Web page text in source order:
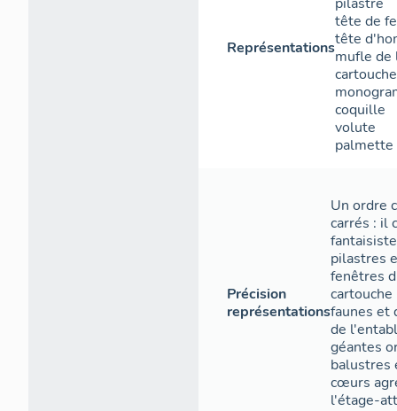
Représentations
tête de
tête
mufle de
cartouche
coquille
volute
palmette
Précision
représentations
Un ordre
carrés : il
pilastres
fenêtres
faunes et
de
géantes
balustres
cœurs
l'étage-